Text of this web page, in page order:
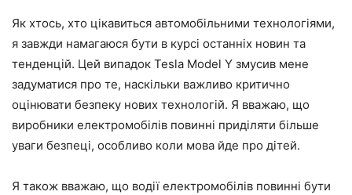
Як хтось, хто цікавиться автомобільними технологіями,
я завжди намагаюся бути в курсі останніх новин та
тенденцій. Цей випадок Tesla Model Y змусив мене
задуматися про те, наскільки важливо критично
оцінювати безпеку нових технологій. Я вважаю, що
виробники електромобілів повинні приділяти більше
уваги безпеці, особливо коли мова йде про дітей.
Я також вважаю, що водії електромобілів повинні бути